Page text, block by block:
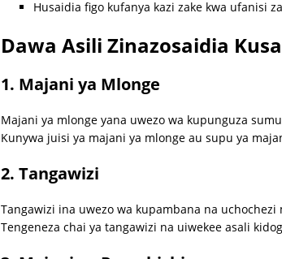
Husaidia figo kufanya kazi zake kwa ufanisi
Dawa Asili Zinazosaidia
1. Majani ya Mlonge
Majani ya mlonge yana uwezo wa kupunguza
Kunywa juisi ya majani ya mlonge au supu ya
2. Tangawizi
Tangawizi ina uwezo wa kupambana na
Tengeneza chai ya tangawizi na uiwekee asali